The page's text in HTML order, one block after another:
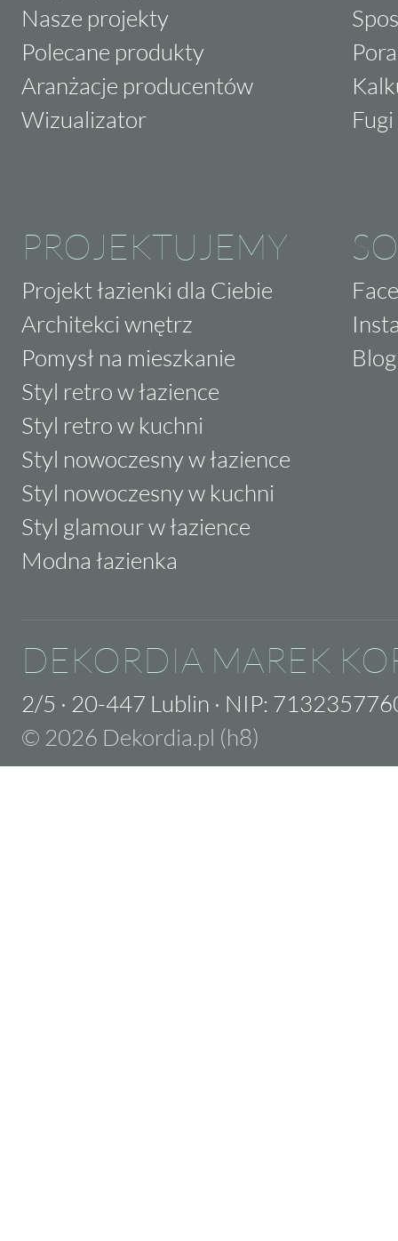
Nasze projekty
Polecane produkty
Aranżacje producentów
Wizualizator
PROJEKTUJEMY
Projekt łazienki dla Ciebie
Architekci wnętrz
Pomysł na mieszkanie
Styl retro w łazience
Styl retro w kuchni
Styl nowoczesny w łazience
Styl nowoczesny w kuchni
Styl glamour w łazience
Modna łazienka
Blog
DEKORDIA MAREK
2/5 · 20-447 Lublin · NIP:
© 2026 Dekordia.pl (h8)